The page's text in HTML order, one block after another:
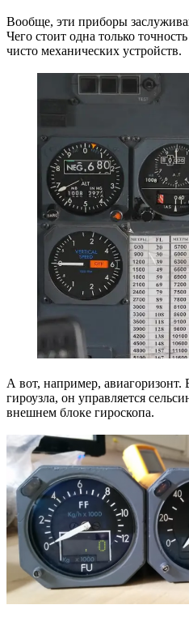
Вообще, эти приборы
Чего стоит одна только
чисто механических устройств.
А вот, например, авиагоризонт.
гироузла, он управляется
внешнем блоке гироскопа.